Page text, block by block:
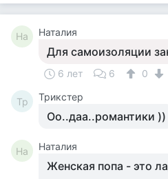
На Наталия
Для самоизоляции
6 лет 6 0
Tp Tpикcтep
Оо..даа..романтики ))
На Наталия
Женская попа - это